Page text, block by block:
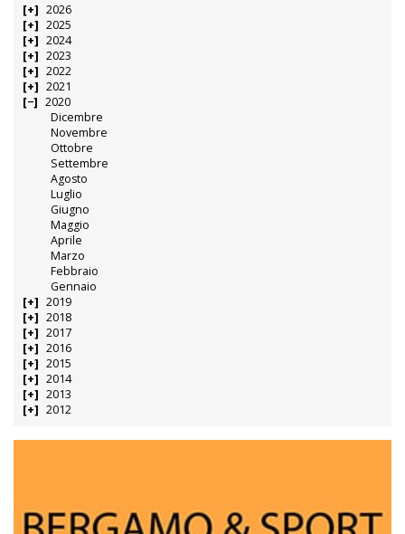
2026
2025
2024
2023
2022
2021
2020
Dicembre
Novembre
Ottobre
Settembre
Agosto
Luglio
Giugno
Maggio
Aprile
Marzo
Febbraio
Gennaio
2019
2018
2017
2016
2015
2014
2013
2012